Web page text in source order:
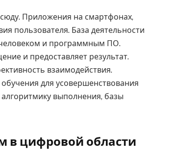
Приложения на смартфонах,
пользователя. База деятельности
и программным ПО.
и предоставляет результат.
взаимодействия.
для усовершенствования
выполнения, базы
в цифровой области